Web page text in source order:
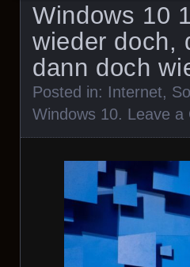
Windows 10
wieder doch,
dann doch
Posted in: Internet,
Windows 10. Leave a